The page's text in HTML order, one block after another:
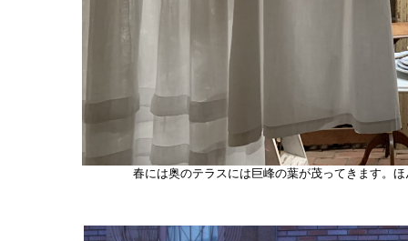
春には奥のテラスには巨峰の葉が茂ってきます。